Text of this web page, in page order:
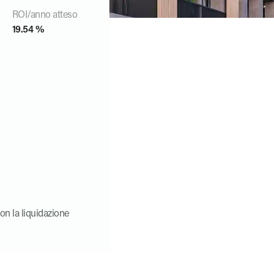
ROI/anno atteso
19.54 %
la liquidazione